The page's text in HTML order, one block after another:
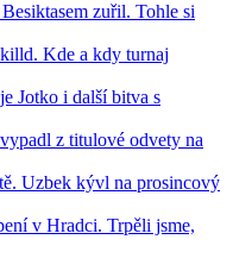
zuřil. Tohle si
Kde a kdy turnaj
Jotko i další bitva s
z titulové odvety na
Uzbek kývl na prosincový
v Hradci. Trpěli jsme,